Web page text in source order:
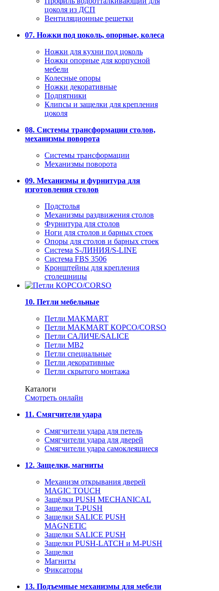
цоколя из ДСП
Вентиляционные решетки
07. Ножки под цоколь, опорные, колеса
Ножки для кухни под цоколь
Ножки опорные для корпусной
мебели
Колесные опоры
Ножки декоративные
Подпятники
Клипсы и защелки для крепления
цоколя
08. Системы трансформации столов,
механизмы поворота
Системы трансформации
Механизмы поворота
09. Механизмы и фурнитура для
изготовления столов
Подстолья
Механизмы раздвижения столов
Фурнитура для столов
Ноги для столов и барных стоек
Опоры для столов и барных стоек
Система S-ЛИНИЯ/S-LINE
Система FBS 3506
Кронштейны для крепления
столешницы
10. Петли мебельные
Петли MAKMART
Петли MAKMART КОРСО/CORSO
Петли САЛИЧЕ/SALICE
Петли MB2
Петли специальные
Петли декоративные
Петли скрытого монтажа
Каталоги
Смотреть онлайн
11. Смягчители удара
Смягчители удара для петель
Смягчители удара для дверей
Cмягчители удара самоклеящиеся
12. Защелки, магниты
Механизм открывания дверей
MAGIC TOUCH
Защёлки PUSH MECHANICAL
Защелки T-PUSH
Защелки SALICE PUSH
MAGNETIC
Защелки SALICE PUSH
Защелки PUSH-LATCH и M-PUSH
Защелки
Магниты
Фиксаторы
13. Подъемные механизмы для мебели